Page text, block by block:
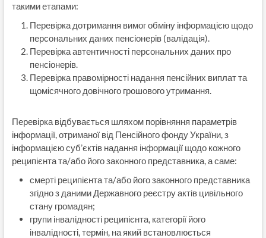
такими етапами:
Перевірка дотримання вимог обміну інформацією щодо
персональних даних пенсіонерів (валідація).
Перевірка автентичності персональних даних про
пенсіонерів.
Перевірка правомірності надання пенсійних виплат та
щомісячного довічного грошового утримання.
Перевірка відбувається шляхом порівняння параметрів
інформації, отриманої від Пенсійного фонду України, з
інформацією суб’єктів надання інформації щодо кожного
реципієнта та/або його законного представника, а саме:
смерті реципієнта та/або його законного представника
згідно з даними Державного реєстру актів цивільного
стану громадян;
групи інвалідності реципієнта, категорії його
інвалідності, термін, на який встановлюється